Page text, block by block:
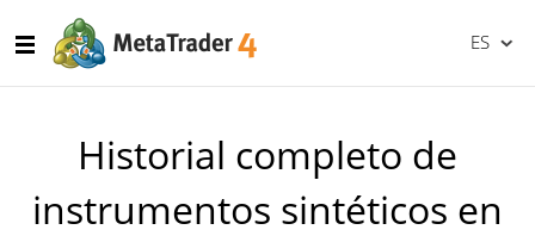
ES
Historial completo de
instrumentos sintéticos en